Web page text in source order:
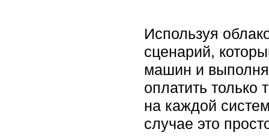
Используя
сценарий,
машин и
оплатить только
на каждой
случае это